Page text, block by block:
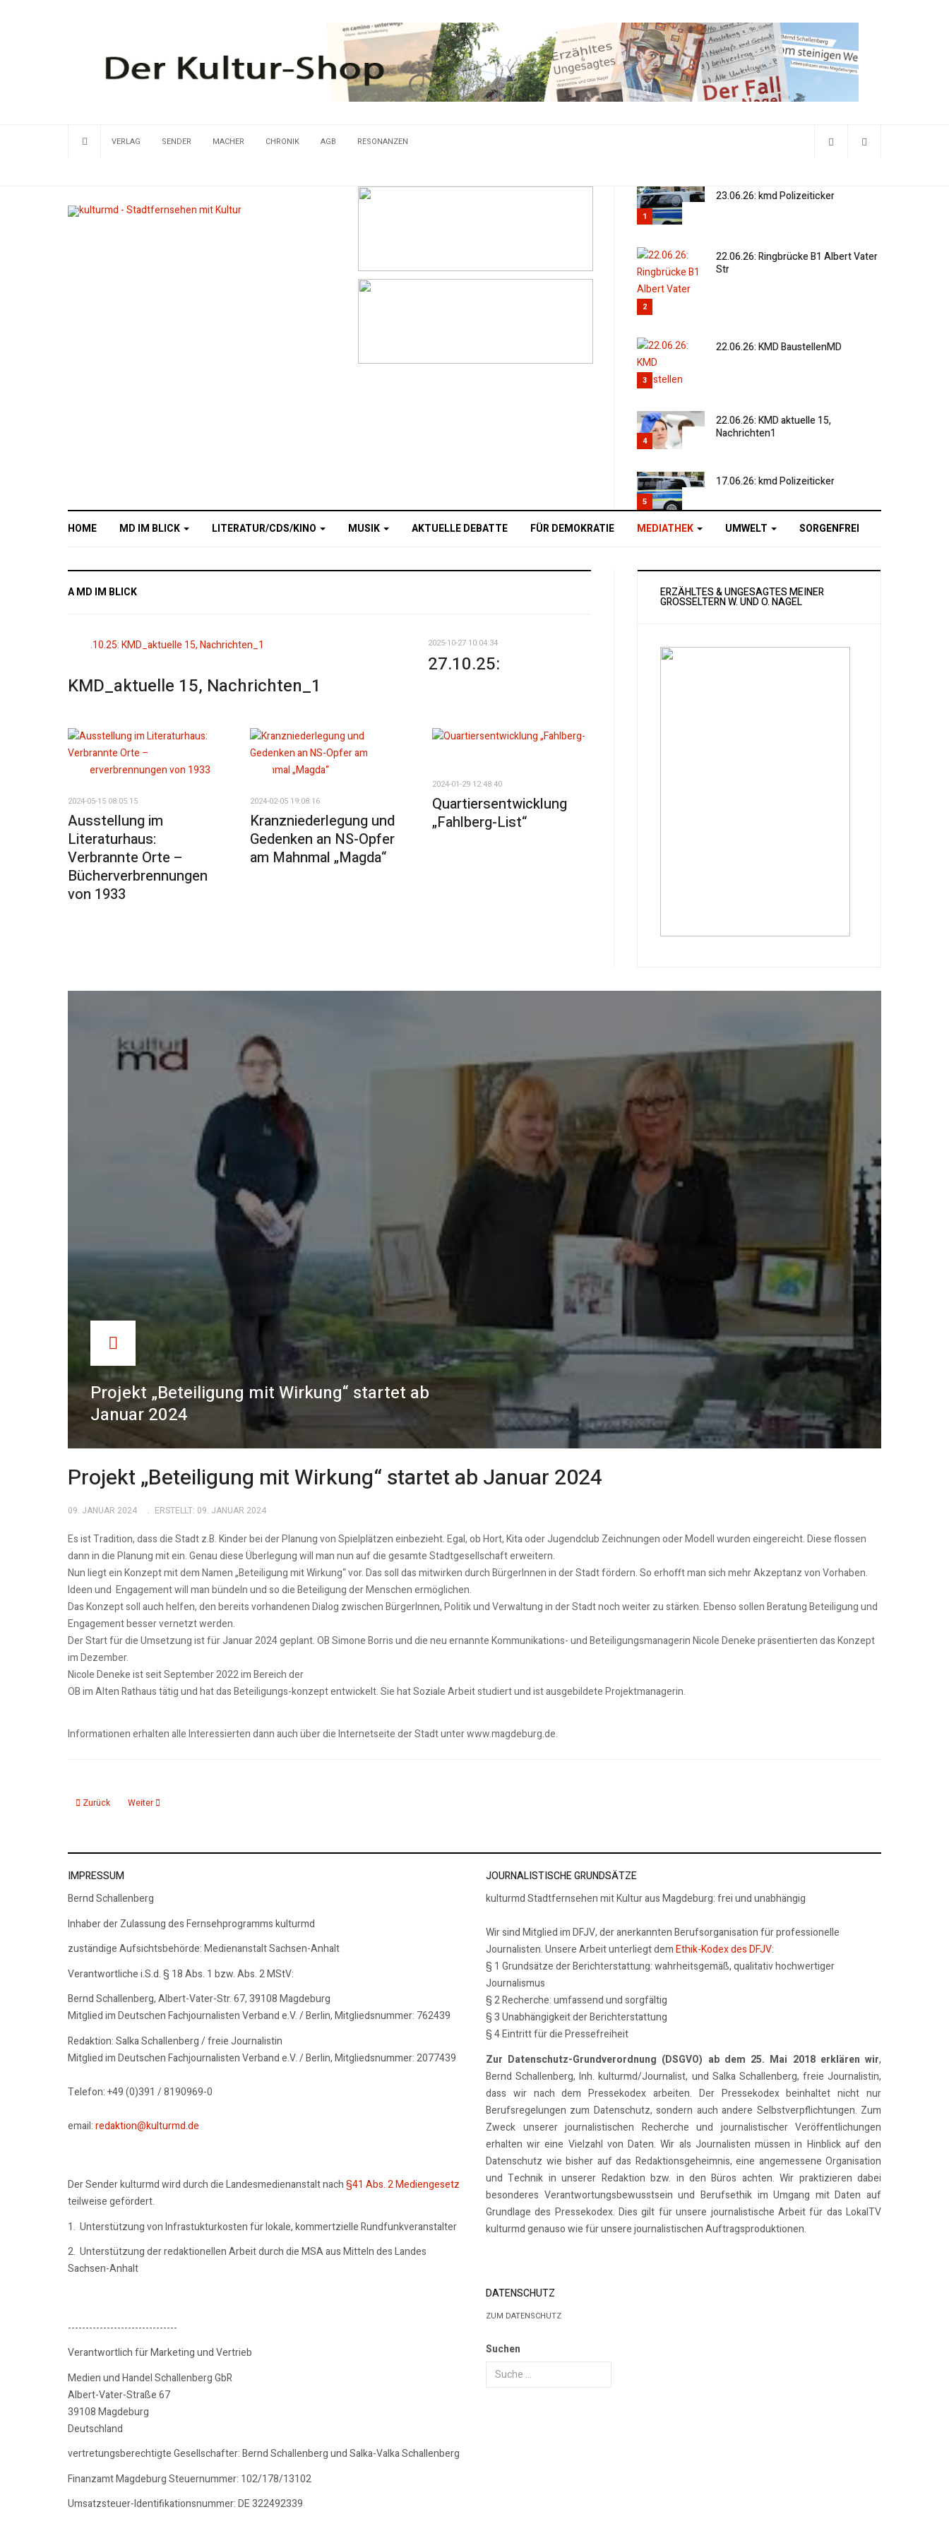
VERLAG SENDER MACHER CHRONIK AGB RESONANZEN
1
23.06.26: kmd Polizeiticker
2
22.06.26: Ringbrücke B1 Albert Vater
Str
3
22.06.26: KMD BaustellenMD
4
22.06.26: KMD aktuelle 15,
Nachrichten1
5
17.06.26: kmd Polizeiticker
HOME MD IM BLICK LITERATUR/CDS/KINO MUSIK AKTUELLE DEBATTE FÜR DEMOKRATIE MEDIATHEK UMWELT SORGENFREI
A MD IM BLICK
2025-10-27 10:04:34
27.10.25:
KMD_aktuelle 15, Nachrichten_1
2024-05-15 08:05:15
Ausstellung im
Literaturhaus:
Verbrannte Orte –
Bücherverbrennungen
von 1933
2024-02-05 19:08:16
Kranzniederlegung und
Gedenken an NS-Opfer
am Mahnmal „Magda“
2024-01-29 12:48:40
Quartiersentwicklung
„Fahlberg-List“
ERZÄHLTES & UNGESAGTES MEINER
GROSSELTERN W. UND O. NAGEL
Projekt „Beteiligung mit Wirkung“ startet ab
Januar 2024
Projekt „Beteiligung mit Wirkung“ startet ab Januar 2024
09. JANUAR 2024 ERSTELLT: 09. JANUAR 2024
Es ist Tradition, dass die Stadt z.B. Kinder bei der Planung von Spielplätzen einbezieht. Egal, ob Hort, Kita oder Jugendclub Zeichnungen oder Modell wurden eingereicht. Diese flossen
dann in die Planung mit ein. Genau diese Überlegung will man nun auf die gesamte Stadtgesellschaft erweitern.
Nun liegt ein Konzept mit dem Namen „Beteiligung mit Wirkung“ vor. Das soll das mitwirken durch BürgerInnen in der Stadt fördern. So erhofft man sich mehr Akzeptanz von Vorhaben.
Ideen und Engagement will man bündeln und so die Beteiligung der Menschen ermöglichen.
Das Konzept soll auch helfen, den bereits vorhandenen Dialog zwischen BürgerInnen, Politik und Verwaltung in der Stadt noch weiter zu stärken. Ebenso sollen Beratung Beteiligung und
Engagement besser vernetzt werden.
Der Start für die Umsetzung ist für Januar 2024 geplant. OB Simone Borris und die neu ernannte Kommunikations- und Beteiligungsmanagerin Nicole Deneke präsentierten das Konzept
im Dezember.
Nicole Deneke ist seit September 2022 im Bereich der
OB im Alten Rathaus tätig und hat das Beteiligungs-konzept entwickelt. Sie hat Soziale Arbeit studiert und ist ausgebildete Projektmanagerin.
Informationen erhalten alle Interessierten dann auch über die Internetseite der Stadt unter www.magdeburg.de.
Vorheriger Beitrag: Spende an Verein „Machdeburjer mit Herz“
Zurück Nächster Beitrag: MVGM übernimmt Betrieb der Hyparschale in Magdeburg
Weiter
IMPRESSUM
Bernd Schallenberg
Inhaber der Zulassung des Fernsehprogramms kulturmd
zuständige Aufsichtsbehörde: Medienanstalt Sachsen-Anhalt
Verantwortliche i.S.d. § 18 Abs. 1 bzw. Abs. 2 MStV:
Bernd Schallenberg, Albert-Vater-Str. 67, 39108 Magdeburg
Mitglied im Deutschen Fachjournalisten Verband e.V. / Berlin, Mitgliedsnummer: 762439
Redaktion: Salka Schallenberg / freie Journalistin
Mitglied im Deutschen Fachjournalisten Verband e.V. / Berlin, Mitgliedsnummer: 2077439
Telefon: +49 (0)391 / 8190969-0
email:redaktion@kulturmd.de
Der Sender kulturmd wird durch die Landesmedienanstalt nach§41 Abs. 2 Mediengesetz
teilweise gefördert.
1. Unterstützung von Infrastukturkosten für lokale, kommertzielle Rundfunkveranstalter
2. Unterstützung der redaktionellen Arbeit durch die MSA aus Mitteln des Landes
Sachsen-Anhalt
-------------------------------
Verantwortlich für Marketing und Vertrieb
Medien und Handel Schallenberg GbR
Albert-Vater-Straße 67
39108 Magdeburg
Deutschland
vertretungsberechtigte Gesellschafter: Bernd Schallenberg und Salka-Valka Schallenberg
Finanzamt Magdeburg Steuernummer: 102/178/13102
Umsatzsteuer-Identifikationsnummer: DE 322492339
JOURNALISTISCHE GRUNDSÄTZE
kulturmd Stadtfernsehen mit Kultur aus Magdeburg: frei und unabhängig
Wir sind Mitglied im DFJV, der anerkannten Berufsorganisation für professionelle
Journalisten. Unsere Arbeit unterliegt demEthik-Kodex des DFJV:
§ 1 Grundsätze der Berichterstattung: wahrheitsgemäß, qualitativ hochwertiger
Journalismus
§ 2 Recherche: umfassend und sorgfältig
§ 3 Unabhängigkeit der Berichterstattung
§ 4 Eintritt für die Pressefreiheit
Zur Datenschutz-Grundverordnung (DSGVO) ab dem 25. Mai 2018 erklären wir,
Bernd Schallenberg, Inh. kulturmd/Journalist, und Salka Schallenberg, freie Journalistin,
dass wir nach dem Pressekodex arbeiten. Der Pressekodex beinhaltet nicht nur
Berufsregelungen zum Datenschutz, sondern auch andere Selbstverpflichtungen. Zum
Zweck unserer journalistischen Recherche und journalistischer Veröffentlichungen
erhalten wir eine Vielzahl von Daten. Wir als Journalisten müssen in Hinblick auf den
Datenschutz wie bisher auf das Redaktionsgeheimnis, eine angemessene Organisation
und Technik in unserer Redaktion bzw. in den Büros achten. Wir praktizieren dabei
besonderes Verantwortungsbewusstsein und Berufsethik im Umgang mit Daten auf
Grundlage des Pressekodex. Dies gilt für unsere journalistische Arbeit für das LokalTV
kulturmd genauso wie für unsere journalistischen Auftragsproduktionen.
DATENSCHUTZ
ZUM DATENSCHUTZ
Suchen